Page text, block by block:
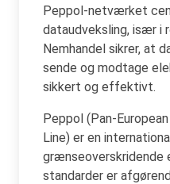
Peppol-netværket
dataudveksling, især
Nemhandel sikrer, at
sende og modtage
sikkert og effektivt.
Peppol (Pan-
Line) er en
grænseoverskridende
standarder er